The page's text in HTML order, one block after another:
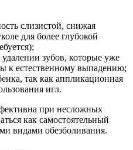
слизистой, снижая
для более глубокой
зубов, которые уже
к естественному выпадению;
так как аппликационная
игл.
при несложных
как самостоятельный
видами обезболивания.